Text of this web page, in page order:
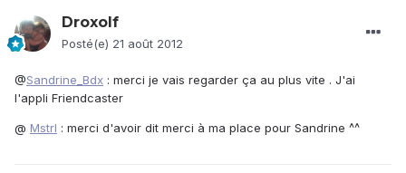
Droxolf
Posté(e) 21 août 2012
@Sandrine_Bdx : merci je vais regarder ça au plus vite . J'ai
l'appli Friendcaster
@ Mstrl : merci d'avoir dit merci à ma place pour Sandrine ^^